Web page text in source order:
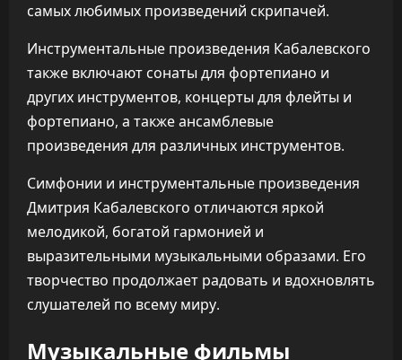
самых любимых произведений скрипачей.
Инструментальные произведения Кабалевского
также включают сонаты для фортепиано и
других инструментов, концерты для флейты и
фортепиано, а также ансамблевые
произведения для различных инструментов.
Симфонии и инструментальные произведения
Дмитрия Кабалевского отличаются яркой
мелодикой, богатой гармонией и
выразительными музыкальными образами. Его
творчество продолжает радовать и вдохновлять
слушателей по всему миру.
Музыкальные фильмы